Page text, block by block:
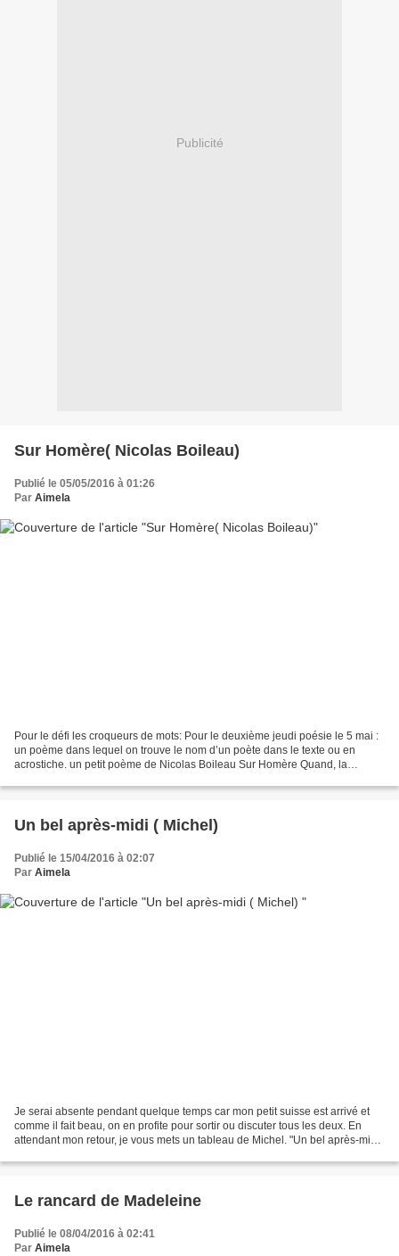
Publicité
Sur Homère( Nicolas Boileau)
Publié le 05/05/2016 à 01:26
Par Aimela
Pour le défi les croqueurs de mots: Pour le deuxième jeudi poésie le 5 mai :
un poème dans lequel on trouve le nom d’un poète dans le texte ou en
acrostiche. un petit poème de Nicolas Boileau Sur Homère Quand, la
Un bel après-midi ( Michel)
Publié le 15/04/2016 à 02:07
Par Aimela
Je serai absente pendant quelque temps car mon petit suisse est arrivé et
comme il fait beau, on en profite pour sortir ou discuter tous les deux. En
attendant mon retour, je vous mets un tableau de Michel. "Un bel après-midi
Le rancard de Madeleine
Publié le 08/04/2016 à 02:41
Par Aimela